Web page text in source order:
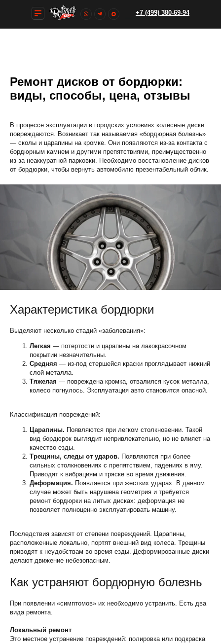
+7 (499) 380-69-94
+7 (499) 380-69-94
Ремонт дисков от бордюрки:
виды, способы, цена, отзывы
В процессе эксплуатации в городских условиях колесные диски
повреждаются. Возникает так называемая «бордюрная болезнь»
— сколы и царапины на кромке. Они появляются из-за контакта с
бордюрным камнем и другими препятствиями, преимущественно
из-за неаккуратной парковки. Необходимо восстановление дисков
от бордюрки, чтобы вернуть автомобилю презентабельный облик.
Характеристика бордюрки
Выделяют несколько стадий «заболевания»:
Легкая — потертости и царапины на лакокрасочном
покрытии незначительны.
Средняя — из-под стершейся краски проглядывает нижний
слой металла.
Тяжелая — повреждена кромка, отвалился кусок металла,
колесо погнулось. Эксплуатация авто становится опасной.
Классификация повреждений:
Царапины. Появляются при легком столкновении. Такой
вид бордюрок выглядит непривлекательно, но не влияет на
качество езды.
Трещины, следы от ударов. Появляются при более
сильных столкновениях с препятствием, падениях в яму.
Приводят к вибрациям и тряске во время движения.
Деформация. Появляется при жестких ударах. В данном
случае может быть нарушена геометрия и требуется
ремонт бордюрки на литых дисках: деформация не
позволяет полноценно эксплуатировать машину.
Последствия зависят от степени повреждений. Царапины,
расположенные локально, портят внешний вид колеса. Трещины
приводят к неудобствам во время езды. Деформированные диски
делают движение небезопасным.
Как устраняют бордюрную болезнь
При появлении «симптомов» их необходимо устранить. Есть два
вида ремонта.
Локальный ремонт
Это местное устранение повреждений: полировка или подкраска